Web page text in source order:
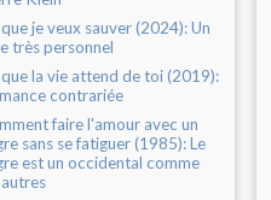
je veux sauver (2024): Un
très personnel
la vie attend de toi (2019):
contrariée
faire l'amour avec un
sans se fatiguer (1985): Le
est un occidental comme